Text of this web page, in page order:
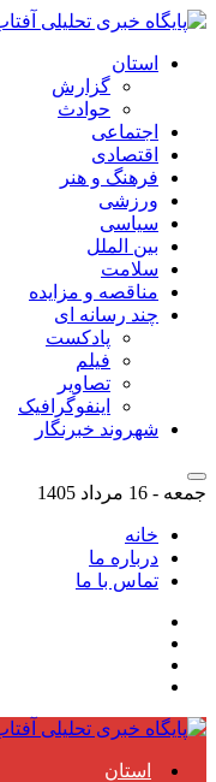
استان
گزارش
حوادث
اجتماعی
اقتصادی
فرهنگ و هنر
ورزشی
سیاسی
بین الملل
سلامت
مناقصه و مزایده
چند رسانه ای
پادکست
فیلم
تصاویر
اینفوگرافیک
شهروند خبرنگار
جمعه - 16 مرداد 1405
خانه
درباره ما
تماس با ما
استان